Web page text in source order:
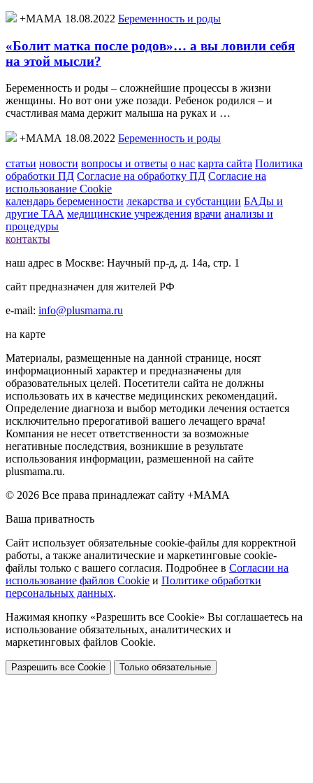
+МАМА 18.08.2022 Беременность и роды
«Болит матка после родов»… а вы ловили себя
на этой мысли?
Беременность и роды – сложнейшие процессы в жизни
женщины. Но вот они уже позади. Ребенок родился – и
счастливая мама держит малыша на руках и …
+МАМА 18.08.2022 Беременность и роды
статьи новости вопросы и ответы о нас карта сайта Политика
обработки ПД Согласие на обработку ПД Согласие на
использование Cookie
календарь беременности лекарства и субстанции БАДы и
другие ТАА медицинские учреждения врачи анализы и
процедуры
контакты
наш адрес в Москве: Научный пр-д, д. 14а, стр. 1
сайт предназначен для жителей РФ
e-mail: info@plusmama.ru
на карте
Материалы, размещенные на данной странице, носят
информационный характер и предназначены для
образовательных целей. Посетители сайта не должны
использовать их в качестве медицинских рекомендаций.
Определение диагноза и выбор методики лечения остается
исключительно прерогативой вашего лечащего врача!
Компания не несет ответственности за возможные
негативные последствия, возникшие в результате
использования информации, размешенной на сайте
plusmama.ru.
© 2026 Все права принадлежат сайту +МАМА
Ваша приватность
Сайт использует обязательные cookie-файлы для корректной
работы, а также аналитические и маркетинговые cookie-
файлы только с вашего согласия. Подробнее в Согласии на
использование файлов Cookie и Политике обработки
персональных данных.
Нажимая кнопку «Разрешить все Cookie» Вы соглашаетесь на
использование обязательных, аналитических и
маркетинговых файлов Cookie.
Разрешить все Cookie Только обязательные